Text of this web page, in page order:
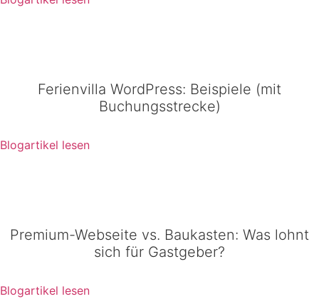
Ferienvilla WordPress: Beispiele (mit
Buchungsstrecke)
Blogartikel lesen
Premium-Webseite vs. Baukasten: Was lohnt
sich für Gastgeber?
Blogartikel lesen